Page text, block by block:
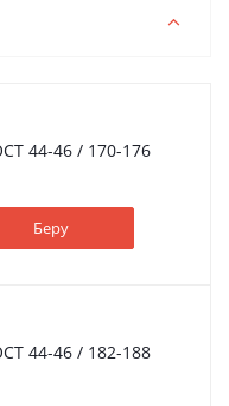
44-46 / 170-176
Беру
44-46 / 182-188